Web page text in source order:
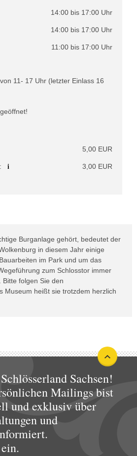
14:00 bis 17:00 Uhr
14:00 bis 17:00 Uhr
11:00 bis 17:00 Uhr
11- 17 Uhr (letzter Einlass 16
5,00 EUR
i 3,00 EUR
Burganlage gehört, bedeutet der
in diesem Jahr einige
im Park und um das
zum Schlosstor immer
folgen Sie den
Museum heißt sie trotzdem herzlich
Sachsen!
Mailings bist
und exklusiv über
und